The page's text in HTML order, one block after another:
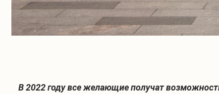
В 2022 году все желающие получат